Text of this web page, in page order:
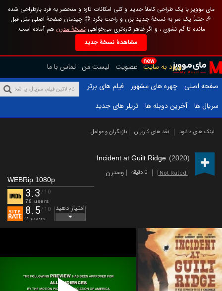
مای موویز با یک طراحی کاملاً جدید و کلی امکانات تازه و منحصر به فرد بازطراحی شده
🎉 حتماً یک سر به نسخهٔ جدید بزن و راحت بگرد 😊 چیدمان صفحهٔ اصلی مثل قبل
مانده تا گم نشوی ، و اگر ظاهر تازه‌تری می‌خواهینسخهٔ مدرن هم آماده است.
مشاهدهٔ نسخهٔ جدید
new
ورود به سایت عضویت لیست من تماس با ما
صفحه اصلی
چهره های مشهور
فیلم های برتر
سریال ها
آخرین دوبله ها تریلر های جدید
لینک های دانلود نقد های کاربران بازیگران و عوامل
Incident at Guilt Ridge (2020)
Not Rated 0 دقیقه وسترن
WEBRip 1080p
3.3 /10
78 users
8.5/10
2 users
امتیاز دهید